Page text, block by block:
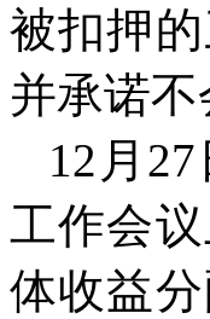
被扣押
并承诺
12 月 27
工作会
体收益